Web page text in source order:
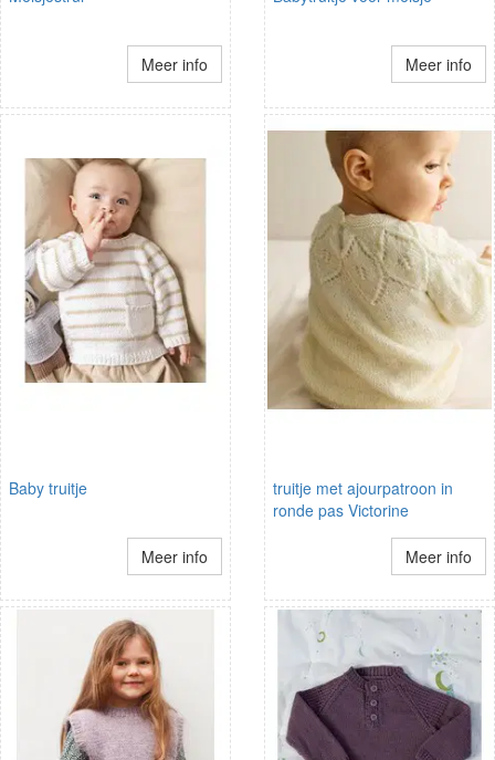
Meer info Meer info
Baby truitje
Meer info
truitje met ajourpatroon in
ronde pas Victorine
Meer info